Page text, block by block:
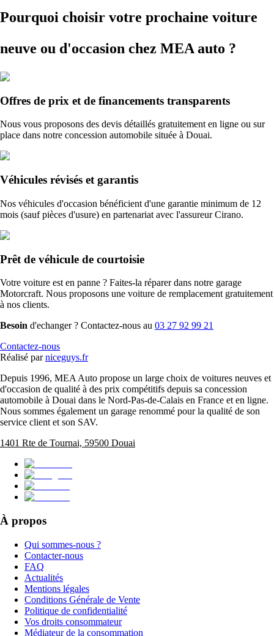
Pourquoi choisir votre prochaine voiture
neuve ou d'occasion chez MEA auto ?
Offres de prix et de financements transparents
Nous vous proposons des devis détaillés gratuitement en ligne ou sur
place dans notre concession automobile située à Douai.
Véhicules révisés et garantis
Nos véhicules d'occasion bénéficient d'une garantie minimum de 12
mois (sauf pièces d'usure) en partenariat avec l'assureur Cirano.
Prêt de véhicule de courtoisie
Votre voiture est en panne ? Faites-la réparer dans notre garage
Motorcraft. Nous proposons une voiture de remplacement gratuitement
à nos clients.
Besoin d'echanger ? Contactez-nous au 03 27 92 99 21
Contactez-nous
Réalisé par niceguys.fr
Depuis 1996, MEA Auto propose un large choix de voitures neuves et
d'occasion de qualité à des prix compétitifs depuis sa concession
automobile à Douai dans le Nord-Pas-de-Calais en France et en ligne.
Nous sommes également un garage renommé pour la qualité de son
service client et son SAV.
1401 Rte de Tournai, 59500 Douai
À propos
Qui sommes-nous ?
Contacter-nous
FAQ
Actualités
Mentions légales
Conditions Générale de Vente
Politique de confidentialité
Vos droits consommateur
Médiateur de la consommation